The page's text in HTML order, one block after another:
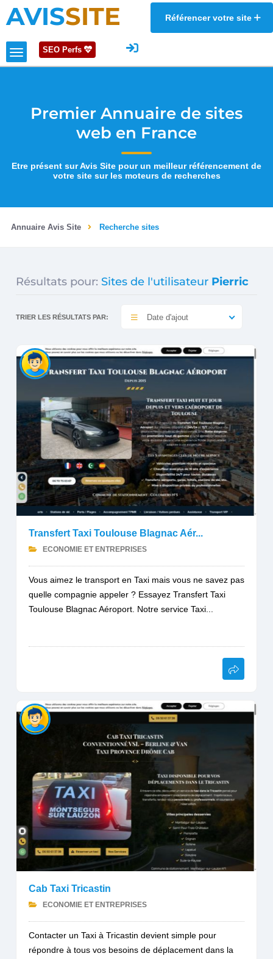
AVISSITE Référencer votre site
SEO Perfs
Premier Annuaire de sites
web en France
Etre présent sur Avis Site pour un meilleur référencement de
votre site sur les moteurs de recherches
Annuaire Avis Site Recherche sites
Résultats pour: Sites de l'utilisateur Pierric
TRIER LES RÉSULTATS PAR: Date d'ajout
Transfert Taxi Toulouse Blagnac Aér...
ECONOMIE ET ENTREPRISES
Vous aimez le transport en Taxi mais vous ne savez pas
quelle compagnie appeler ? Essayez Transfert Taxi
Toulouse Blagnac Aéroport. Notre service Taxi...
Cab Taxi Tricastin
ECONOMIE ET ENTREPRISES
Contacter un Taxi à Tricastin devient simple pour
répondre à tous vos besoins de déplacement dans la